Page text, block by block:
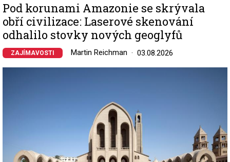
Pod korunami Amazonie se skrývala
obří civilizace: Laserové skenování
odhalilo stovky nových geoglyfů
ZAJÍMAVOSTI Martin Reichman 03.08.2026